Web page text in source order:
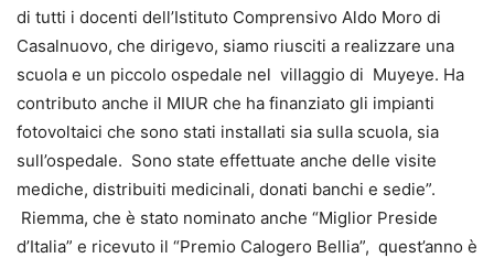
di tutti i docenti dell’Istituto Comprensivo Aldo Moro di
Casalnuovo, che dirigevo, siamo riusciti a realizzare una
scuola e un piccolo ospedale nel villaggio di Muyeye. Ha
contributo anche il MIUR che ha finanziato gli impianti
fotovoltaici che sono stati installati sia sulla scuola, sia
sull’ospedale. Sono state effettuate anche delle visite
mediche, distribuiti medicinali, donati banchi e sedie”.
Riemma, che è stato nominato anche “Miglior Preside
d’Italia” e ricevuto il “Premio Calogero Bellia”, quest’anno è